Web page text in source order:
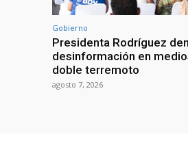
Gobierno
Presidenta Rodríguez
desinformación en
doble terremoto
agosto 7, 2026